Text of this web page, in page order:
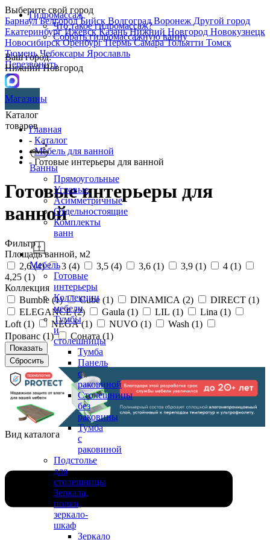
Выберите свой город
БарнаулБелгородБийск ВолгоградВоронеж Другой город
ЕкатеринбургИжевскКазаньНижний Новгород Новокузнецк
НовосибирскОренбургПермьСамараТольятти Томск
ТюменьЧебоксары Ярославль
Перезвонить
Гидромассаж
Что такое гидромассаж?
Собрать гидромассажную ванну
Ваш город:
Нижний Новгород
Магазины
Каталог
товаров
Ванны
Прямоугольные
Угловые
Асимметричные
Отдельностоящие
Комплекты
ванн
Мебель
Готовые
интерьеры
Коллекции
мебели
Тумбы
и
столешницы
Тумба
Панель
с
раковиной
Столешницы
без
раковины
Тумба
с
раковиной
Подстолье
для
столешницы
Зеркала,
полки,
зеркало-
шкаф
Зеркало
Главная
- Каталог
-Мебель для ванной
- Готовые интерьеры для ванной
Готовые интерьеры для
ванной
Фильтр
Площадь ванной, м2
2,6 (4) 3 (4) 3,5 (4) 3,6 (1) 3,9 (1) 4 (1)
4,25 (1)
Коллекция
Bumble (1) Cube (1) DINAMICA (2) DIRECT (1)
ELEGANCE (2) Gaula (1) LIL (1) Lina (1)
Loft (1) NEGA (1) NUVO (1) Wash (1)
Прованс (1) Соната (1)
Вид каталога